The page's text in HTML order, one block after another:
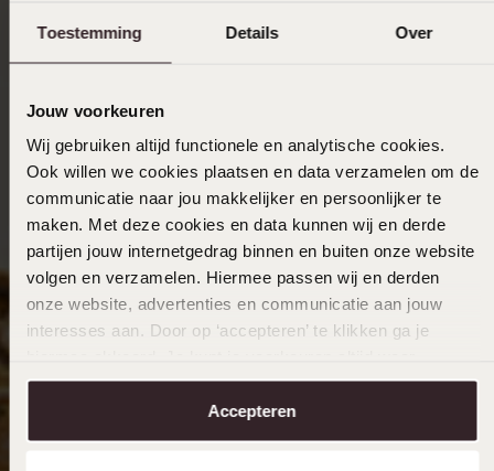
Toestemming Details Over
Jouw voorkeuren
Wij gebruiken altijd functionele en analytische cookies.
Ook willen we cookies plaatsen en data verzamelen om de
communicatie naar jou makkelijker en persoonlijker te
maken. Met deze cookies en data kunnen wij en derde
partijen jouw internetgedrag binnen en buiten onze website
volgen en verzamelen. Hiermee passen wij en derden
onze website, advertenties en communicatie aan jouw
interesses aan. Door op ‘accepteren’ te klikken ga je
aanpassen. Lees er meer over in onscookiebeleid.
Accepteren